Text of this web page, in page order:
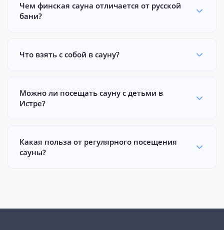
Чем финская сауна отличается от русской
бани?
Что взять с собой в сауну?
Можно ли посещать сауну с детьми в
Истре?
Какая польза от регулярного посещения
сауны?